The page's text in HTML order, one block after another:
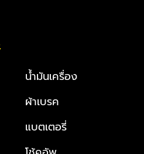
น้ำมันเครื่อง
ผ้าเบรค
แบตเตอรี่